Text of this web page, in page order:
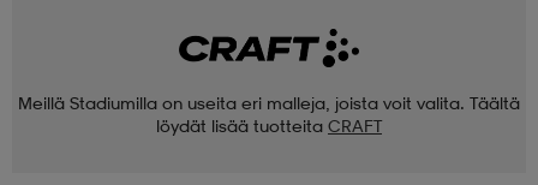
Meillä Stadiumilla on useita eri malleja, joista voit valita. Täältä
löydät lisää tuotteita CRAFT